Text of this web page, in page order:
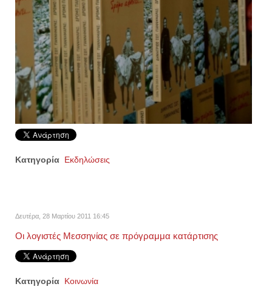
Κατηγορία Εκδηλώσεις
Δευτέρα, 28 Μαρτίου 2011 16:45
Οι λογιστές Μεσσηνίας σε πρόγραμμα κατάρτισης
Κατηγορία Κοινωνία